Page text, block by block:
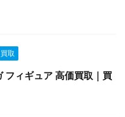
取
フィギュア 高価買取｜買